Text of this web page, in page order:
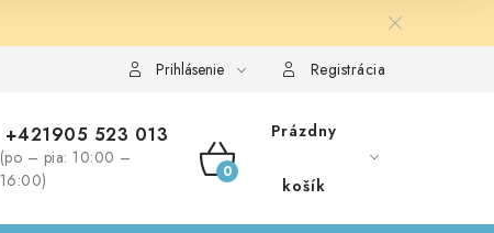
Prihlásenie Registrácia
+421905 523 013
(po – pia: 10:00 –
16:00)
NÁKUPNÝ
Prázdny
košík